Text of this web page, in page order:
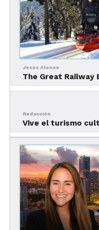
Lee nuestra
Jesús Alonso
The Great Railway
Redacción
Vive el turismo